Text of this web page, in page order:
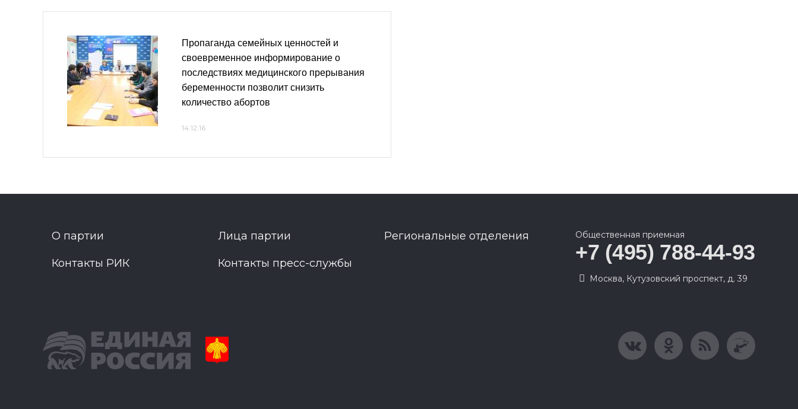
Пропаганда семейных ценностей и
своевременное информирование о
последствиях медицинского прерывания
беременности позволит снизить
количество абортов
14.12.16
О партии Лица партии Региональные отделения
Контакты РИК Контакты пресс-службы
Общественная приемная
+7 (495) 788-44-93
Москва, Кутузовский проспект, д. 39